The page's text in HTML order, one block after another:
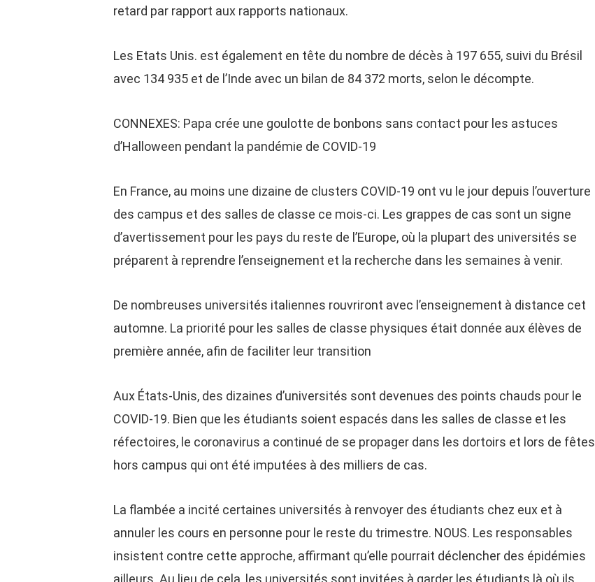
retard par rapport aux rapports nationaux.
Les Etats Unis. est également en tête du nombre de décès à 197 655, suivi du Brésil
avec 134 935 et de l’Inde avec un bilan de 84 372 morts, selon le décompte.
CONNEXES: Papa crée une goulotte de bonbons sans contact pour les astuces
d’Halloween pendant la pandémie de COVID-19
En France, au moins une dizaine de clusters COVID-19 ont vu le jour depuis l’ouverture
des campus et des salles de classe ce mois-ci. Les grappes de cas sont un signe
d’avertissement pour les pays du reste de l’Europe, où la plupart des universités se
préparent à reprendre l’enseignement et la recherche dans les semaines à venir.
De nombreuses universités italiennes rouvriront avec l’enseignement à distance cet
automne. La priorité pour les salles de classe physiques était donnée aux élèves de
première année, afin de faciliter leur transition
Aux États-Unis, des dizaines d’universités sont devenues des points chauds pour le
COVID-19. Bien que les étudiants soient espacés dans les salles de classe et les
réfectoires, le coronavirus a continué de se propager dans les dortoirs et lors de fêtes
hors campus qui ont été imputées à des milliers de cas.
La flambée a incité certaines universités à renvoyer des étudiants chez eux et à
annuler les cours en personne pour le reste du trimestre. NOUS. Les responsables
insistent contre cette approche, affirmant qu’elle pourrait déclencher des épidémies
ailleurs. Au lieu de cela, les universités sont invitées à garder les étudiants là où ils